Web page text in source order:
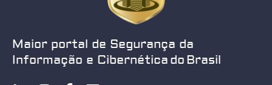
Maior portal de Segurança da
Informação e Cibernética do Brasil